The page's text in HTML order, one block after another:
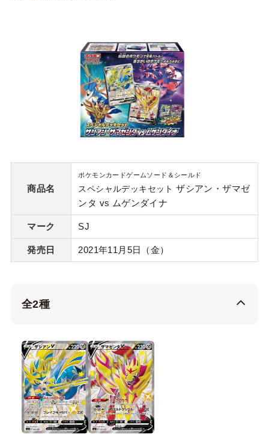
商品名
ポケモンカードゲームソード＆シールド
スペシャルデッキセット ザシアン・ザマゼ
ンタ vs ムゲンダイナ
マーク SJ
発売日 2021年11月5日（金）
全2種